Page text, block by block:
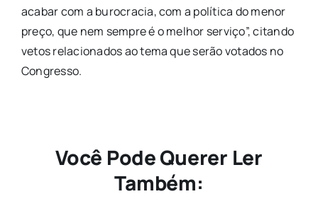
acabar com a burocracia, com a política do menor
preço, que nem sempre é o melhor serviço”, citando
vetos relacionados ao tema que serão votados no
Congresso.
Você Pode Querer Ler
Também: